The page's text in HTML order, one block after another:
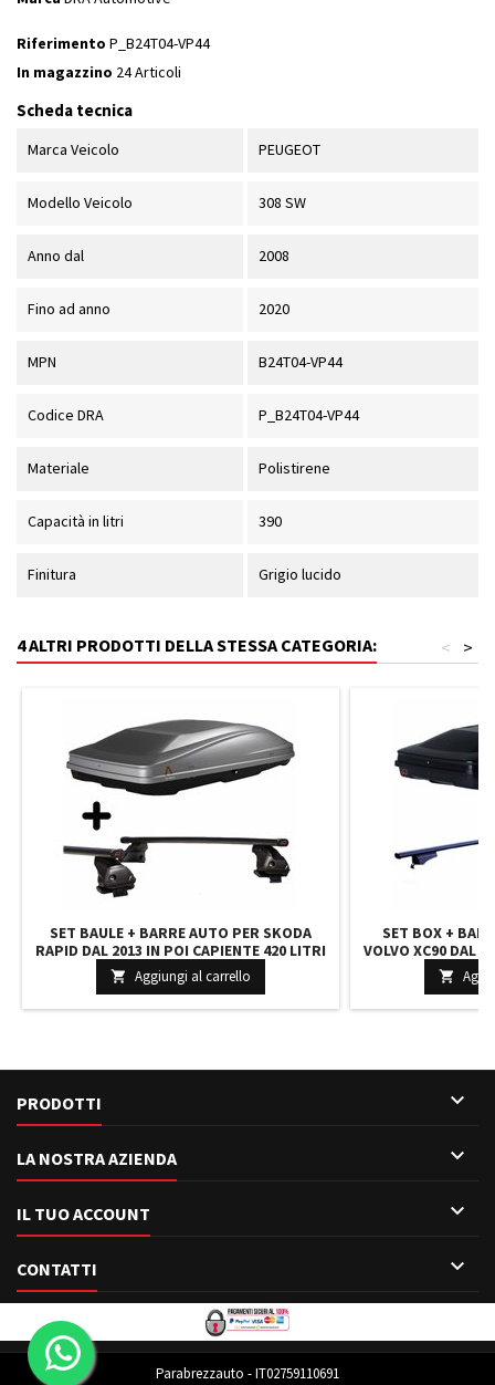
Riferimento P_B24T04-VP44
In magazzino 24 Articoli
Scheda tecnica
Marca Veicolo PEUGEOT
Modello Veicolo 308 SW
Anno dal 2008
Fino ad anno 2020
MPN B24T04-VP44
Codice DRA P_B24T04-VP44
Materiale Polistirene
Capacità in litri 390
Finitura Grigio lucido
4 ALTRI PRODOTTI DELLA STESSA CATEGORIA: >
<
SET BAULE + BARRE AUTO PER SKODA
RAPID DAL 2013 IN POI CAPIENTE 420 LITRI
COLORE GRIGIO CON CHIAVE BARRE 127 CM
+ KIT ATTACCHI
 Aggiungi al carrello
SET BOX +
VOLVO XC90 DAL
LITRI NERO CON
CM +

PRODOTTI 
LA NOSTRA AZIENDA 
IL TUO ACCOUNT 
CONTATTI 
Parabrezzauto - IT02759110691